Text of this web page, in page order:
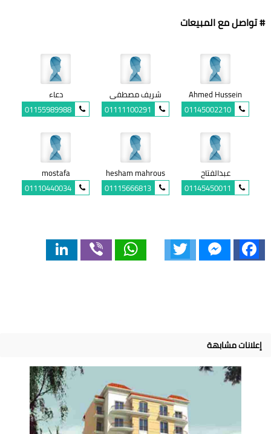
# تواصل مع المبيعات
Ahmed Hussein
01145002210
شريف مصطفى
01111100291
دعاء
01155989988
عبدالفتاح
01145450011
hesham mahrous
01115666813
mostafa
01110440034
Facebook
Messenger
WhatsApp
إعلانات مشابهة